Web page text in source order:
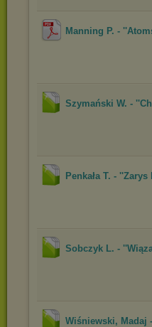
Manning P. -
Szymański W. -
Penkała T. -
Sobczyk L. -
Wiśniewski, Madaj